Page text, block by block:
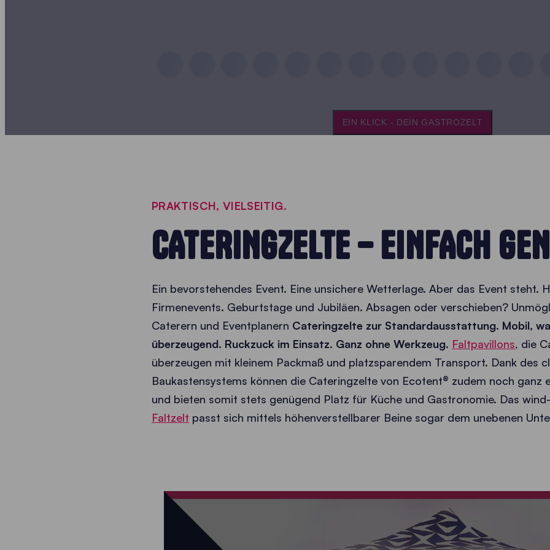
EIN KLICK - DEIN GASTROZELT
PRAKTISCH, VIELSEITIG.
CATERINGZELTE – EINFACH
Ein bevorstehendes Event. Eine unsichere Wetterlage. Aber das Event steht.
Firmenevents. Geburtstage und Jubiläen. Absagen oder verschieben?
Caterern und Eventplanern Cateringzelte zur Standardausstattung. Mobil,
überzeugend. Ruckzuck im Einsatz. Ganz ohne Werkzeug. Faltpavillons, die
überzeugen mit kleinem Packmaß und platzsparendem Transport. Dank des
Baukastensystems können die Cateringzelte von Ecotent® zudem noch
und bieten somit stets genügend Platz für Küche und Gastronomie. Das
Faltzelt passt sich mittels höhenverstellbarer Beine sogar dem unebenen